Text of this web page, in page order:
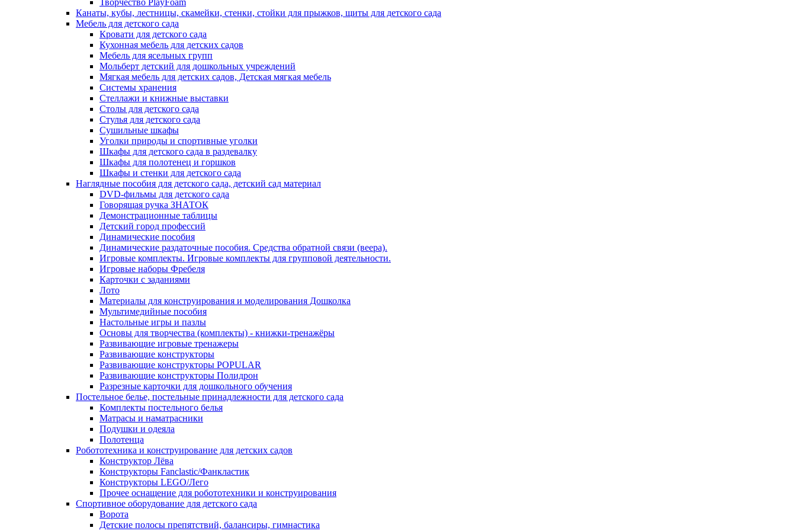
Канаты, кубы, лестницы, скамейки, стенки, стойки для прыжков, щиты для детского сада
Мебель для детского сада
Кровати для детского сада
Кухонная мебель для детских садов
Мебель для ясельных групп
Мольберт детский для дошкольных учреждений
Мягкая мебель для детских садов, Детская мягкая мебель
Системы хранения
Стеллажи и книжные выставки
Столы для детского сада
Стулья для детского сада
Сушильные шкафы
Уголки природы и спортивные уголки
Шкафы для детского сада в раздевалку
Шкафы для полотенец и горшков
Шкафы и стенки для детского сада
Наглядные пособия для детского сада, детский сад материал
DVD-фильмы для детского сада
Говорящая ручка ЗНАТОК
Демонстрационные таблицы
Детский город профессий
Динамические пособия
Динамические раздаточные пособия. Средства обратной связи (веера).
Игровые комплекты. Игровые комплекты для групповой деятельности.
Игровые наборы Фребеля
Карточки с заданиями
Лото
Материалы для конструирования и моделирования Дошколка
Мультимедийные пособия
Настольные игры и пазлы
Основы для творчества (комплекты) - книжки-тренажёры
Развивающие игровые тренажеры
Развивающие конструкторы
Развивающие конструкторы POPULAR
Развивающие конструкторы Полидрон
Разрезные карточки для дошкольного обучения
Постельное белье, постельные принадлежности для детского сада
Комплекты постельного белья
Матрасы и наматрасники
Подушки и одеяла
Полотенца
Робототехника и конструирование для детских садов
Конструктор Лёва
Конструкторы Fanclastic/Фанкластик
Конструкторы LEGO/Лего
Прочее оснащение для робототехники и конструирования
Спортивное оборудование для детского сада
Ворота
Детские полосы препятствий, балансиры, гимнастика